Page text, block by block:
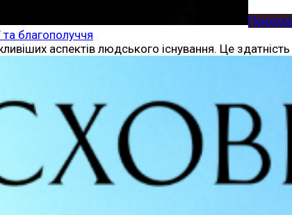
та благополуччя
аспектів людського існування. Це